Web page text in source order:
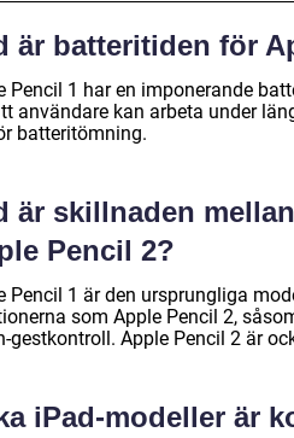
är batteritiden för
Pencil 1 har en imponerande
användare kan arbeta under
batteritömning.
är skillnaden
Pencil 2?
Pencil 1 är den ursprungliga
som Apple Pencil 2,
gestkontroll. Apple Pencil 2 är
iPad-modeller är